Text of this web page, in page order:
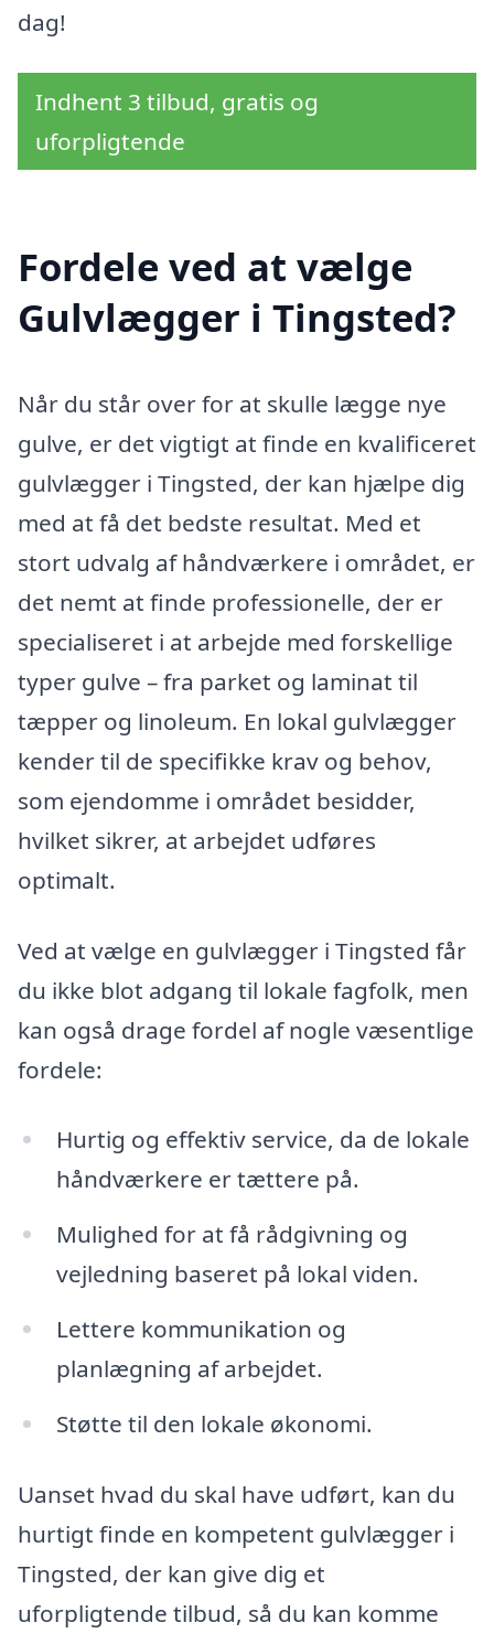
dag!
Indhent 3 tilbud, gratis og
uforpligtende
Fordele ved at vælge
Gulvlægger i Tingsted?
Når du står over for at skulle lægge nye
gulve, er det vigtigt at finde en kvalificeret
gulvlægger i Tingsted, der kan hjælpe dig
med at få det bedste resultat. Med et
stort udvalg af håndværkere i området, er
det nemt at finde professionelle, der er
specialiseret i at arbejde med forskellige
typer gulve – fra parket og laminat til
tæpper og linoleum. En lokal gulvlægger
kender til de specifikke krav og behov,
som ejendomme i området besidder,
hvilket sikrer, at arbejdet udføres
optimalt.
Ved at vælge en gulvlægger i Tingsted får
du ikke blot adgang til lokale fagfolk, men
kan også drage fordel af nogle væsentlige
fordele:
Hurtig og effektiv service, da de lokale
håndværkere er tættere på.
Mulighed for at få rådgivning og
vejledning baseret på lokal viden.
Lettere kommunikation og
planlægning af arbejdet.
Støtte til den lokale økonomi.
Uanset hvad du skal have udført, kan du
hurtigt finde en kompetent gulvlægger i
Tingsted, der kan give dig et
uforpligtende tilbud, så du kan komme